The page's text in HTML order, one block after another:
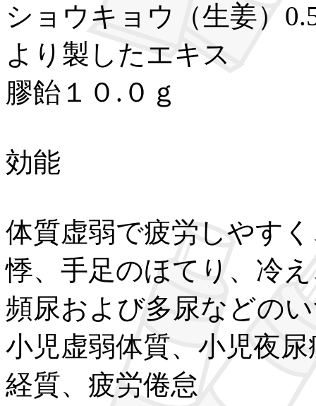
ショウキョウ（生姜）
より製したエキス
膠飴１０.０ｇ
効能
体質虚弱で疲労しやす
悸、手足のほてり、冷
頻尿および多尿などの
小児虚弱体質、小児夜
経質、疲労倦怠